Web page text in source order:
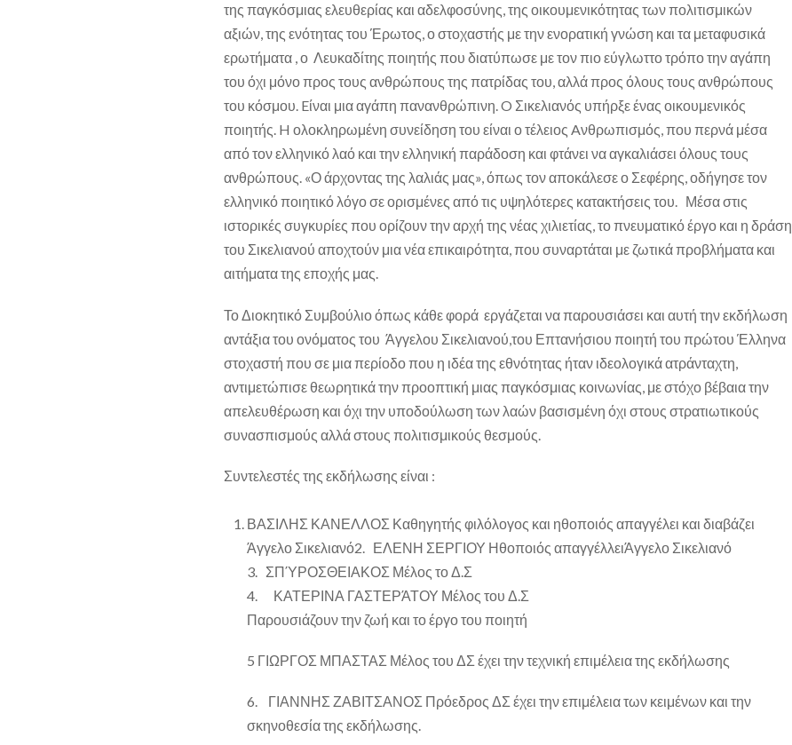
της παγκόσμιας ελευθερίας και αδελφοσύνης, της οικουμενικότητας των πολιτισμικών
αξιών, της ενότητας του Έρωτος, ο στοχαστής με την ενορατική γνώση και τα μεταφυσικά
ερωτήματα , ο Λευκαδίτης ποιητής που διατύπωσε με τον πιο εύγλωττο τρόπο την αγάπη
του όχι μόνο προς τους ανθρώπους της πατρίδας του, αλλά προς όλους τους ανθρώπους
του κόσμου. Eίναι μια αγάπη πανανθρώπινη. O Σικελιανός υπήρξε ένας οικουμενικός
ποιητής. H ολοκληρωμένη συνείδηση του είναι ο τέλειος Aνθρωπισμός, που περνά μέσα
από τον ελληνικό λαό και την ελληνική παράδοση και φτάνει να αγκαλιάσει όλους τους
ανθρώπους. «Ο άρχοντας της λαλιάς μας», όπως τον αποκάλεσε ο Σεφέρης, οδήγησε τον
ελληνικό ποιητικό λόγο σε ορισμένες από τις υψηλότερες κατακτήσεις του. Μέσα στις
ιστορικές συγκυρίες που ορίζουν την αρχή της νέας χιλιετίας, το πνευματικό έργο και η δράση
του Σικελιανού αποχτούν μια νέα επικαιρότητα, που συναρτάται με ζωτικά προβλήματα και
αιτήματα της εποχής μας.
Το Διοκητικό Συμβούλιο όπως κάθε φορά εργάζεται να παρουσιάσει και αυτή την εκδήλωση
αντάξια του ονόματος του Άγγελου Σικελιανού,του Επτανήσιου ποιητή του πρώτου Έλληνα
στοχαστή που σε μια περίοδο που η ιδέα της εθνότητας ήταν ιδεολογικά ατράνταχτη,
αντιμετώπισε θεωρητικά την προοπτική μιας παγκόσμιας κοινωνίας, με στόχο βέβαια την
απελευθέρωση και όχι την υποδούλωση των λαών βασισμένη όχι στους στρατιωτικούς
συνασπισμούς αλλά στους πολιτισμικούς θεσμούς.
Συντελεστές της εκδήλωσης είναι :
ΒΑΣΙΛΗΣ ΚΑΝΕΛΛΟΣ Καθηγητής φιλόλογος και ηθοποιός απαγγέλει και διαβάζει
Άγγελο Σικελιανό2. ΕΛΕΝΗ ΣΕΡΓΙΟΥ Ηθοποιός απαγγέλλειΆγγελο Σικελιανό
3. ΣΠΎΡΟΣΘΕΙΑΚΟΣ Μέλος το Δ.Σ
4. ΚΑΤΕΡΙΝΑ ΓΑΣΤΕΡΆΤΟΥ Μέλος του Δ.Σ
Παρουσιάζουν την ζωή και το έργο του ποιητή
5 ΓΙΩΡΓΟΣ ΜΠΑΣΤΑΣ Μέλος του ΔΣ έχει την τεχνική επιμέλεια της εκδήλωσης
6. ΓΙΑΝΝΗΣ ΖΑΒΙΤΣΑΝΟΣ Πρόεδρος ΔΣ έχει την επιμέλεια των κειμένων και την
σκηνοθεσία της εκδήλωσης.